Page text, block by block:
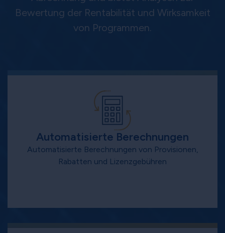
Bewertung der Rentabilität und Wirksamkeit
von Programmen.
Automatisierte Berechnungen
Automatisierte Berechnungen von Provisionen,
Rabatten und Lizenzgebühren